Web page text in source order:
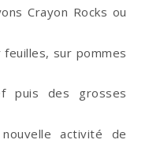
Crayon Rocks ou
sur pommes
puis des grosses
activité de